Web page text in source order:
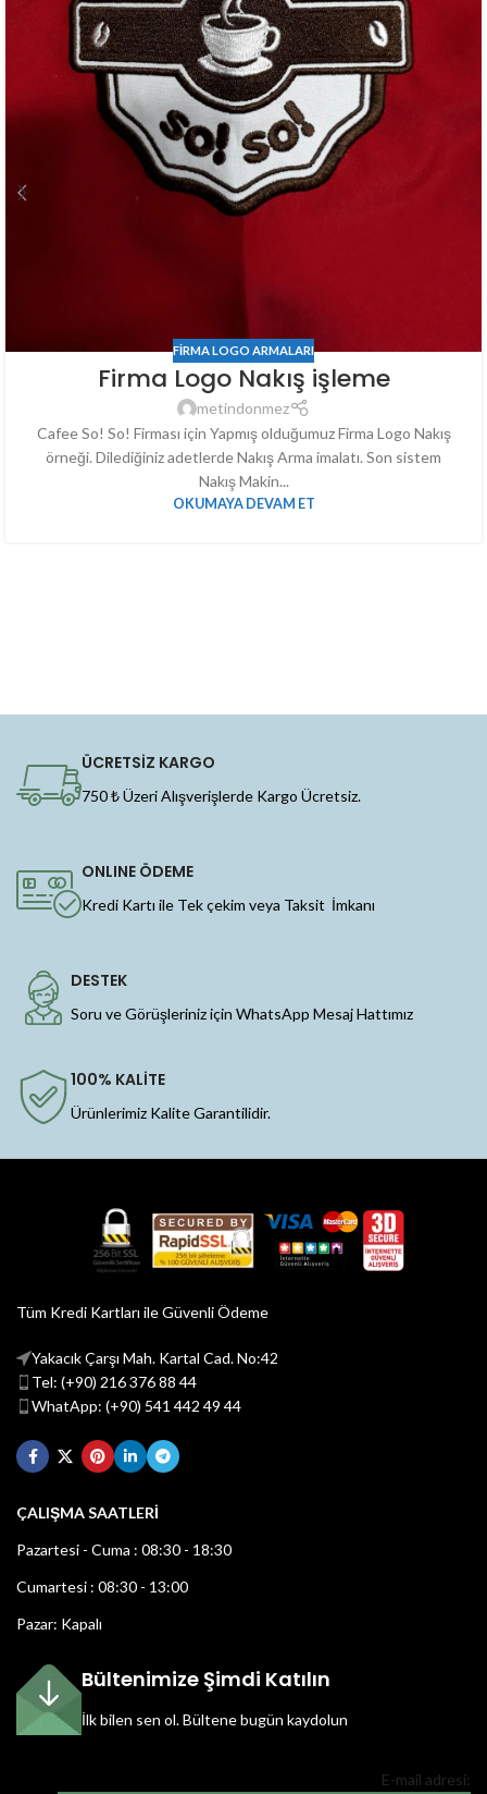
FIRMA LOGO ARMALARI
Firma Logo Nakış işleme
metindonmez
Cafee So! So! Firması için Yapmış olduğumuz Firma Logo Nakış
örneği. Dilediğiniz adetlerde Nakış Arma imalatı. Son sistem
Nakış Makin...
OKUMAYA DEVAM ET
ÜCRETSİZ KARGO
750 ₺ Üzeri Alışverişlerde Kargo Ücretsiz.
ONLINE ÖDEME
Kredi Kartı ile Tek çekim veya Taksit İmkanı
DESTEK
Soru ve Görüşleriniz için WhatsApp Mesaj Hattımız
100% KALİTE
Ürünlerimiz Kalite Garantilidir.
Tüm Kredi Kartları ile Güvenli Ödeme
Yakacık Çarşı Mah. Kartal Cad. No:42
Tel: (+90) 216 376 88 44
WhatApp: (+90) 541 442 49 44
ÇALIŞMA SAATLERİ
Pazartesi - Cuma : 08:30 - 18:30
Cumartesi : 08:30 - 13:00
Pazar: Kapalı
Bültenimize Şimdi Katılın
İlk bilen sen ol.Bültene bugün kaydolun
E-mail adresi: